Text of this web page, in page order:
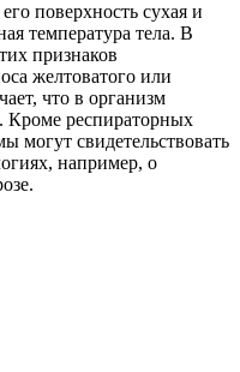
поверхность сухая и
температура тела. В
признаков
желтоватого или
что в организм
Кроме респираторных
могут свидетельствовать
например, о